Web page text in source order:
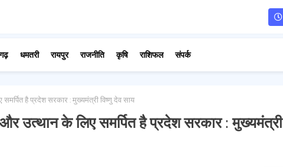
धमतरी रायपुर राजनीति कृषि राशिफल संपर्क
है प्रदेश सरकार : मुख्यमंत्री विष्णु देव साय
उत्थान के लिए समर्पित है प्रदेश सरकार : मुख्यमंत्री